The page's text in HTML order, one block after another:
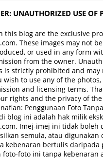
UNAUTHORIZED USE OF
this blog are the exclusive
These images may not
or used in any form
from the owner.
is strictly prohibited and may
wish to use any of the
and licensing terms.
rights and the privacy of
Penggunaan Foto
blog ini adalah hak milik
Imej-imej ini tidak boleh
semula, atau digunakan
kebenaran bertulis daripada
foto-foto ini tanpa kebenaran